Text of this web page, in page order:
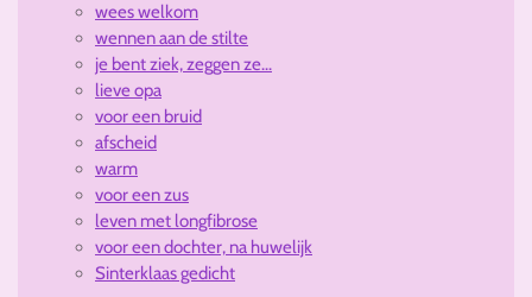
wees welkom
wennen aan de stilte
je bent ziek, zeggen ze...
lieve opa
voor een bruid
afscheid
warm
voor een zus
leven met longfibrose
voor een dochter, na huwelijk
Sinterklaas gedicht